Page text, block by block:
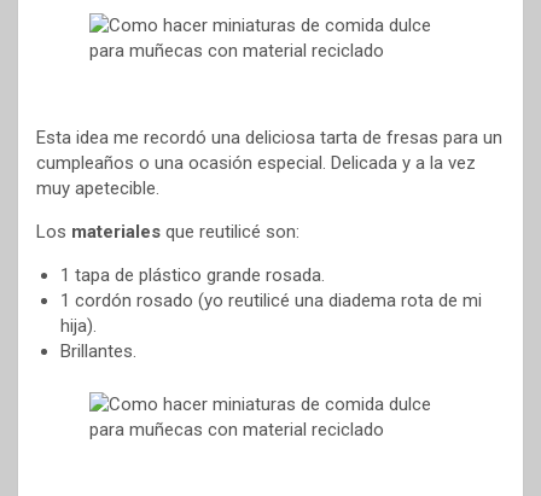
Esta idea me recordó una deliciosa tarta de fresas para un
cumpleaños o una ocasión especial. Delicada y a la vez
muy apetecible.
Los materiales que reutilicé son:
1 tapa de plástico grande rosada.
1 cordón rosado (yo reutilicé una diadema rota de mi
hija).
Brillantes.